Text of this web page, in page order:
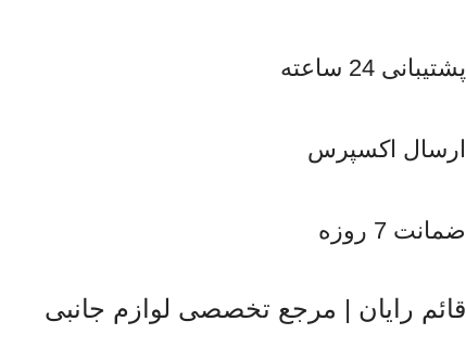
پشتیبانی 24 ساعته
ارسال اکسپرس
ضمانت 7 روزه
قائم رایان | مرجع تخصصی لوازم جانبی